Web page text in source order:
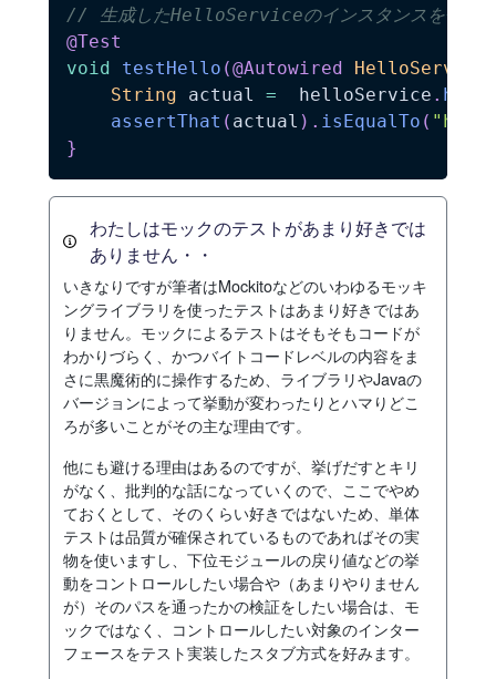
// 生成したHelloServiceのインスタンスを使っ
@Test
void
testHello (@Autowired HelloService
String actual =
  helloService
.
assertThat ( actual ) . isEqualTo (
}
わたしはモックのテストがあまり好きでは
ありません・・
いきなりですが筆者はMockitoなどのいわゆるモッキ
ングライブラリを使ったテストはあまり好きではあ
りません。モックによるテストはそもそもコードが
わかりづらく、かつバイトコードレベルの内容をま
さに黒魔術的に操作するため、ライブラリやJavaの
バージョンによって挙動が変わったりとハマりどこ
ろが多いことがその主な理由です。
他にも避ける理由はあるのですが、挙げだすとキリ
がなく、批判的な話になっていくので、ここでやめ
ておくとして、そのくらい好きではないため、単体
テストは品質が確保されているものであればその実
物を使いますし、下位モジュールの戻り値などの挙
動をコントロールしたい場合や（あまりやりません
が）そのパスを通ったかの検証をしたい場合は、モ
ックではなく、コントロールしたい対象のインター
フェースをテスト実装したスタブ方式を好みます。